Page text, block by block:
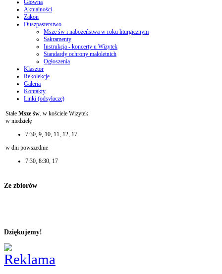
Główna
Aktualności
Zakon
Duszpasterstwo
Msze św i nabożeństwa w roku liturgicznym
Sakramenty
Instrukcja - koncerty u Wizytek
Standardy ochrony małoletnich
Ogłoszenia
Klasztor
Rekolekcje
Galeria
Kontakty
Linki (odsyłacze)
Stałe Msze św. w kościele Wizytek
w niedzielę
7:30, 9, 10, 11, 12, 17
w dni powszednie
7:30, 8:30, 17
Ze zbiorów
Dziękujemy!